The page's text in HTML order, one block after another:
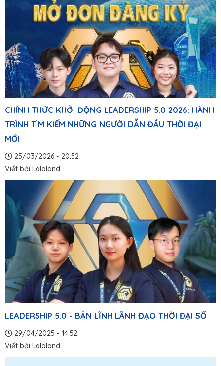
CHÍNH THỨC KHỞI ĐỘNG LEADERSHIP 5.0 2026: HÀNH
TRÌNH TÌM KIẾM NHỮNG NGƯỜI DẪN ĐẦU THỜI ĐẠI
MỚI
25/03/2026 - 20:52
Viết bởi Lalaland
LEADERSHIP 5.0 - BẢN LĨNH LÃNH ĐẠO THỜI ĐẠI SỐ
29/04/2025 - 14:52
Viết bởi Lalaland